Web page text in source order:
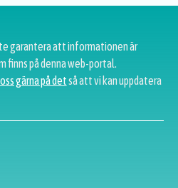
garantera att informationen är
finns på denna web-portal.
gärna på detså att vi kan uppdatera